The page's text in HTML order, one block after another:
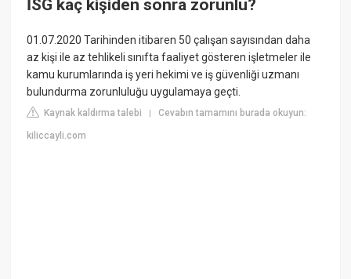
İSG kaç kişiden sonra zorunlu?
01.07.2020 Tarihinden itibaren 50 çalışan sayısından daha
az kişi ile az tehlikeli sınıfta faaliyet gösteren işletmeler ile
kamu kurumlarında iş yeri hekimi ve iş güvenliği uzmanı
bulundurma zorunluluğu uygulamaya geçti.
Kaynak kaldırma talebi |Cevabın tamamını burada okuyun:
kiliccayli.com